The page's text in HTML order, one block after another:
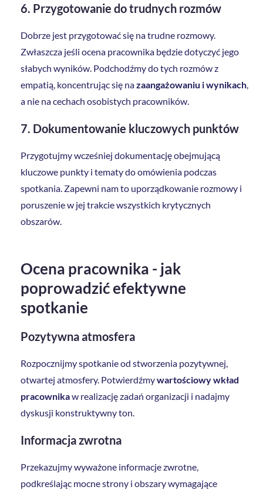
6. Przygotowanie do trudnych rozmów
Dobrze jest przygotować się na trudne rozmowy.
Zwłaszcza jeśli ocena pracownika będzie dotyczyć jego
słabych wyników. Podchodźmy do tych rozmów z
empatią, koncentrując się nazaangażowaniu i wynikach,
a nie na cechach osobistych pracowników.
7. Dokumentowanie kluczowych punktów
Przygotujmy wcześniej dokumentację obejmującą
kluczowe punkty i tematy do omówienia podczas
spotkania. Zapewni nam to uporządkowanie rozmowy i
poruszenie w jej trakcie wszystkich krytycznych
obszarów.
Ocena pracownika - jak
poprowadzić efektywne
spotkanie
Pozytywna atmosfera
Rozpocznijmy spotkanie od stworzenia pozytywnej,
otwartej atmosfery. Potwierdźmywartościowy wkład
pracownikaw realizację zadań organizacji i nadajmy
dyskusji konstruktywny ton.
Informacja zwrotna
Przekazujmy wyważone informacje zwrotne,
podkreślając mocne strony i obszary wymagające